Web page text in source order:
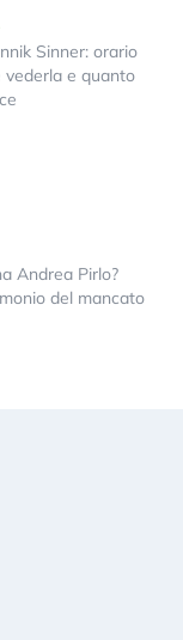
Sinner: orario
vederla e quanto
Andrea Pirlo?
del mancato